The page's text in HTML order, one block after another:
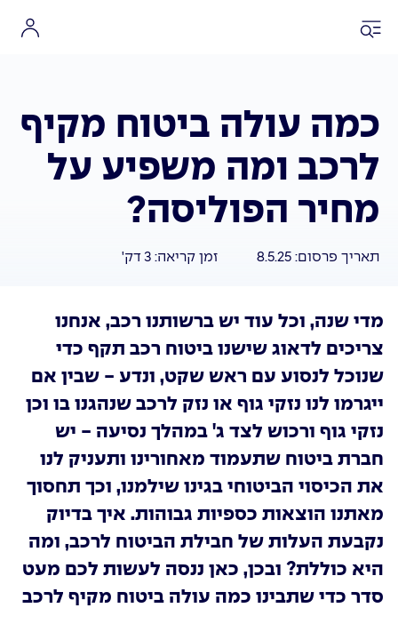
כמה עולה ביטוח מקיף
לרכב ומה משפיע על
מחיר הפוליסה?
תאריך פרסום: 8.5.25 זמן קריאה: 3 דק'
מדי שנה, וכל עוד יש ברשותנו רכב, אנחנו
צריכים לדאוג שישנו ביטוח רכב תקף כדי
שנוכל לנסוע עם ראש שקט, ונדע - שבין אם
ייגרמו לנו נזקי גוף או נזק לרכב שנהגנו בו וכן
נזקי גוף ורכוש לצד ג' במהלך נסיעה - יש
חברת ביטוח שתעמוד מאחורינו ותעניק לנו
את הכיסוי הביטוחי בגינו שילמנו, וכך תחסוך
מאתנו הוצאות כספיות גבוהות. איך בדיוק
נקבעת העלות של חבילת הביטוח לרכב, ומה
היא כוללת? ובכן, כאן ננסה לעשות לכם מעט
סדר כדי שתבינו כמה עולה ביטוח מקיף לרכב